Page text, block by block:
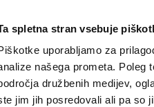
spletna stran vsebuje
uporabljamo za
našega prometa. Poleg
družbenih medijev,
jim jih posredovali ali pa so
petek,
7. avgusta 2026